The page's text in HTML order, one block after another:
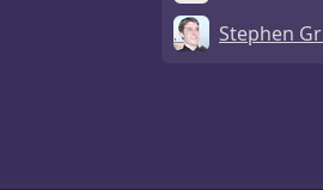
Stephen